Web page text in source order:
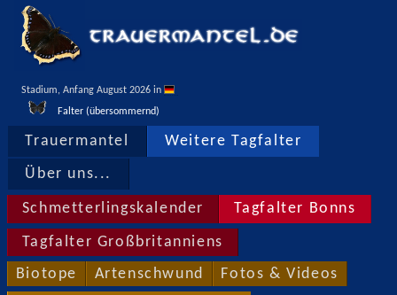
Stadium, Anfang August 2026 in
Falter (übersommernd)
Trauermantel Weitere Tagfalter
Über uns...
Schmetterlingskalender Tagfalter Bonns
Tagfalter Großbritanniens
Biotope Artenschwund Fotos & Videos